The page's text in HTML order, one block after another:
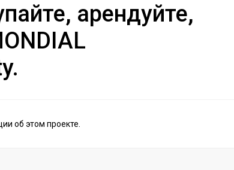
арендуйте,
об этом проекте.